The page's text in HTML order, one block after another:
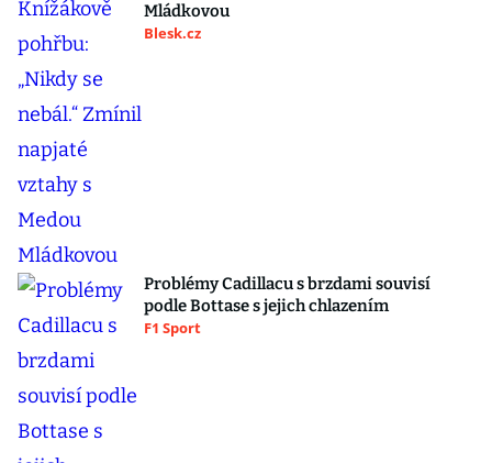
Mládkovou
Blesk.cz
Problémy Cadillacu s brzdami souvisí
podle Bottase s jejich chlazením
F1 Sport